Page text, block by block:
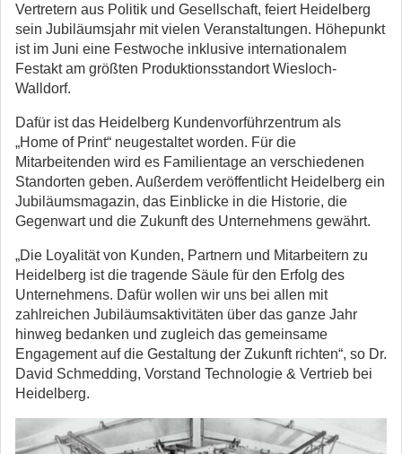
Vertretern aus Politik und Gesellschaft, feiert Heidelberg
sein Jubiläumsjahr mit vielen Veranstaltungen. Höhepunkt
ist im Juni eine Festwoche inklusive internationalem
Festakt am größten Produktionsstandort Wiesloch-
Walldorf.
Dafür ist das Heidelberg Kundenvorführzentrum als
„Home of Print“ neugestaltet worden. Für die
Mitarbeitenden wird es Familientage an verschiedenen
Standorten geben. Außerdem veröffentlicht Heidelberg ein
Jubiläumsmagazin, das Einblicke in die Historie, die
Gegenwart und die Zukunft des Unternehmens gewährt.
„Die Loyalität von Kunden, Partnern und Mitarbeitern zu
Heidelberg ist die tragende Säule für den Erfolg des
Unternehmens. Dafür wollen wir uns bei allen mit
zahlreichen Jubiläumsaktivitäten über das ganze Jahr
hinweg bedanken und zugleich das gemeinsame
Engagement auf die Gestaltung der Zukunft richten“, so Dr.
David Schmedding, Vorstand Technologie & Vertrieb bei
Heidelberg.